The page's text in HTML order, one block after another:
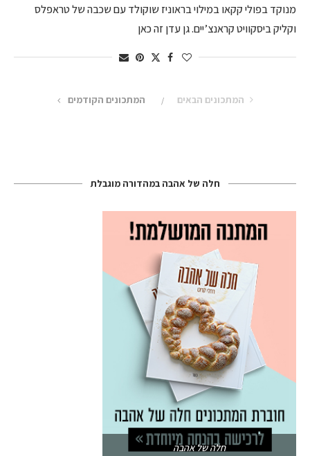
מנוקד בפולי קקאו במילוי בראוניז שוקולד עם שכבה של טראפלס
וקליק ביסקוויט קראנצ’יים. גן עדן זה כאן
המתכונים הבאים המתכונים הקודמים
חלה של אהבה במהדורה מוגבלת
חלה של אהבה